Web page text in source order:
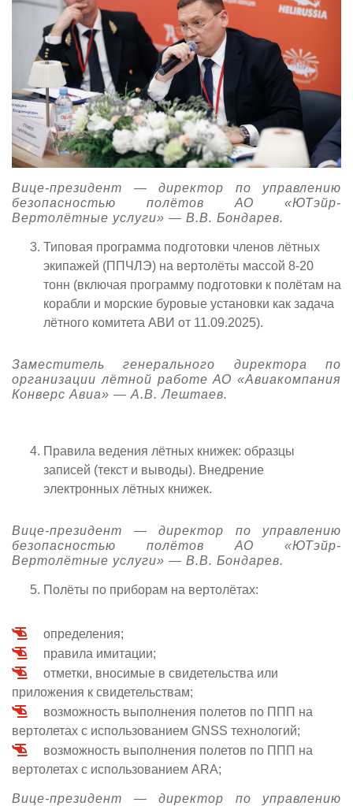
Вице-президент — директор по управлению
безопасностью полётов АО «ЮТэйр-
Вертолётные услуги» — В.В. Бондарев.
Типовая программа подготовки членов лётных
экипажей (ППЧЛЭ) на вертолёты массой 8-20
тонн (включая программу подготовки к полётам на
корабли и морские буровые установки как задача
лётного комитета АВИ от 11.09.2025).
Заместитель генерального директора по
организации лётной работе АО «Авиакомпания
Конверс Авиа» — А.В. Лештаев.
Правила ведения лётных книжек: образцы
записей (текст и выводы). Внедрение
электронных лётных книжек.
Вице-президент — директор по управлению
безопасностью полётов АО «ЮТэйр-
Вертолётные услуги» — В.В. Бондарев.
Полёты по приборам на вертолётах:
определения;
правила имитации;
отметки, вносимые в свидетельства или
приложения к свидетельствам;
возможность выполнения полетов по ППП на
вертолетах с использованием GNSS технологий;
возможность выполнения полетов по ППП на
вертолетах с использованием ARA;
Вице-президент — директор по управлению